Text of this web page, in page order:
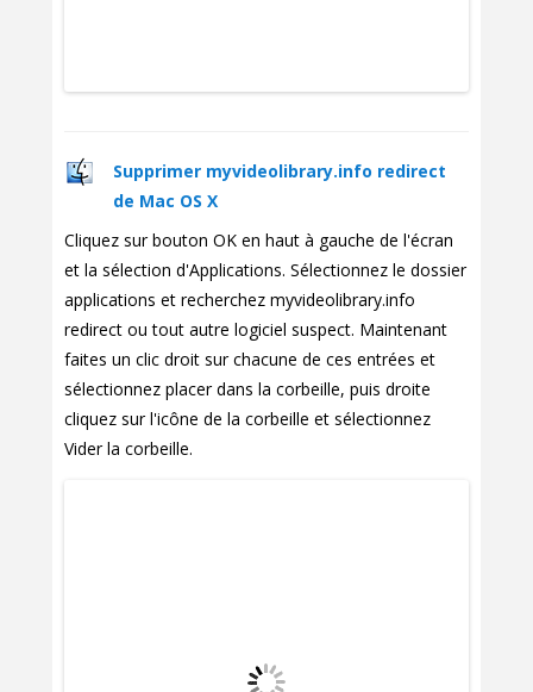
Supprimer myvideolibrary.info redirect
de Mac OS X
Cliquez sur bouton OK en haut à gauche de l'écran
et la sélection d'Applications. Sélectionnez le dossier
applications et recherchez myvideolibrary.info
redirect ou tout autre logiciel suspect. Maintenant
faites un clic droit sur chacune de ces entrées et
sélectionnez placer dans la corbeille, puis droite
cliquez sur l'icône de la corbeille et sélectionnez
Vider la corbeille.